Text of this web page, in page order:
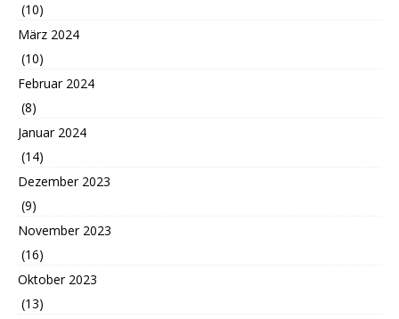
(10)
März 2024
(10)
Februar 2024
(8)
Januar 2024
(14)
Dezember 2023
(9)
November 2023
(16)
Oktober 2023
(13)